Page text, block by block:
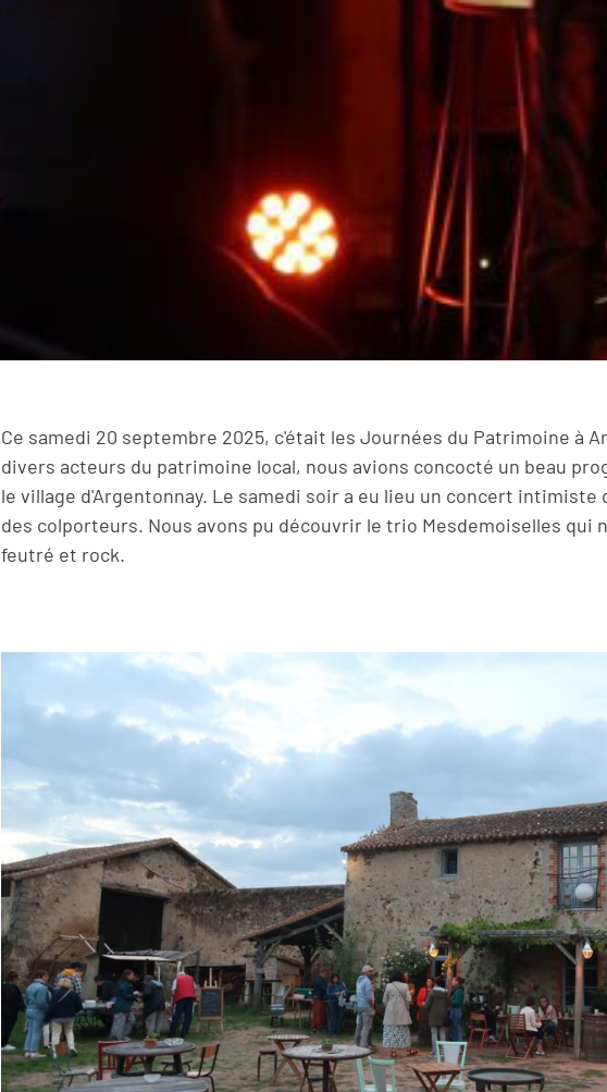
Ce samedi 20 septembre 2025, c'était les Journées du Patrimoine à
divers acteurs du patrimoine local, nous avions concocté un beau
le village d'Argentonnay. Le samedi soir a eu lieu un concert intimiste
des colporteurs. Nous avons pu découvrir le trio Mesdemoiselles qui
feutré et rock.